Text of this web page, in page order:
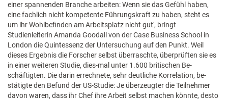
einer spannenden Branche arbeiten: Wenn sie das Gefühl haben,
eine fachlich nicht kompetente Führungskraft zu haben, steht es
um ihr Wohlbefinden am Arbeitsplatz nicht gut', bringt
Studienleiterin Amanda Goodall von der Case Business School in
London die Quintessenz der Untersuchung auf den Punkt. Weil
dieses Ergebnis die Forscher selbst überraschte, überprüften sie es
in einer weiteren Studie, dies-mal unter 1.600 britischen Be­­
schäftigten. Die darin errechnete, sehr deutliche Korrelation, be-
stätigte den Befund der US-Studie: Je überzeugter die Teilnehmer
davon waren, dass ihr Chef ihre Arbeit selbst machen könnte, desto